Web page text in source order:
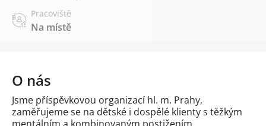
Pracoviště
Na místě
O nás
Jsme příspěvkovou organizací hl. m. Prahy,
zaměřujeme se na dětské i dospělé klienty s těžkým